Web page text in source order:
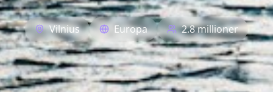
Vilnius Europa 2.8 millioner